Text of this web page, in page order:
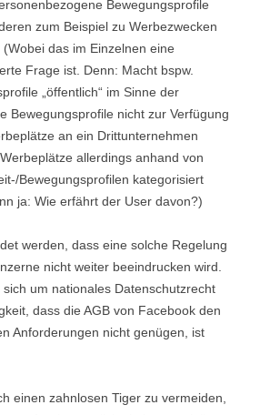
Bewegungsprofile
zum Beispiel zu Werbezwecken
das im Einzelnen eine
Frage ist. Denn: Macht bspw.
„öffentlich“ im Sinne der
Bewegungsprofile nicht zur Verfügung
an ein Drittunternehmen
allerdings anhand von
Bewegungsprofilen kategorisiert
ja: Wie erfährt der User davon?)
werden, dass eine solche Regelung
nicht weiter beeindrucken wird.
um nationales Datenschutzrecht
dass die AGB von Facebook den
Anforderungen nicht genügen, ist
einen zahnlosen Tiger zu vermeiden,